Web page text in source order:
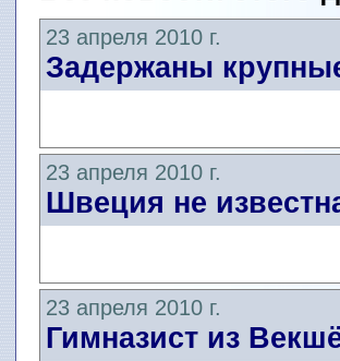
23 апреля 2010 г.
Задержаны
23 апреля 2010 г.
Швеция не
23 апреля 2010 г.
Гимназист из